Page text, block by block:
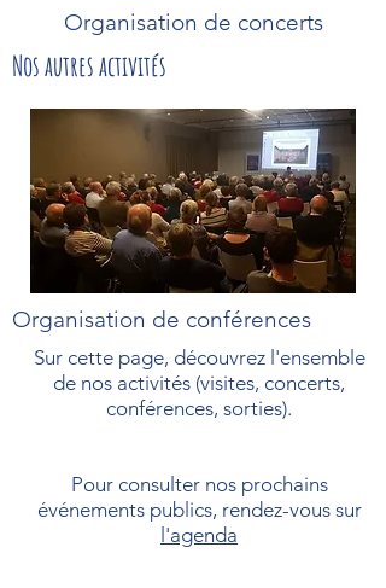
Organisation de concerts
Nos autres activités
Organisation de conférences
Sur cette page, découvrez l'ensemble
de nos activités (visites, concerts,
conférences, sorties).
Pour consulter nos prochains
événements publics, rendez-vous sur
l'agenda